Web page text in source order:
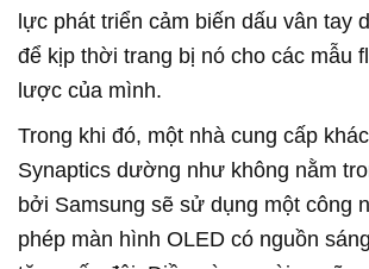
lực phát triển cảm biến dấu vân tay
để kịp thời trang bị nó cho các mẫu
lược của mình.
Trong khi đó, một nhà cung cấp
Synaptics dường như không nằm
bởi Samsung sẽ sử dụng một công
phép màn hình OLED có nguồn